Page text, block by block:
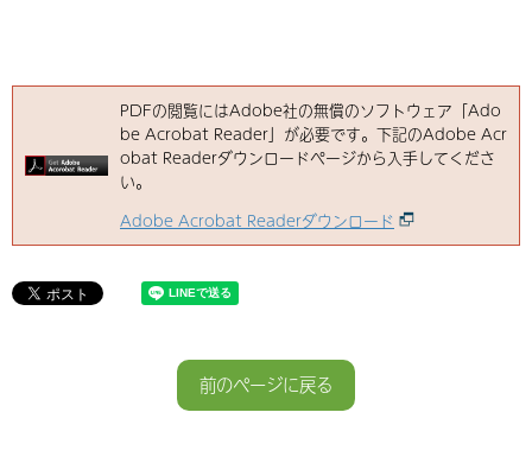
PDFの閲覧にはAdobe社の無償のソフトウェア「Ado
be Acrobat Reader」が必要です。下記のAdobe Acr
obat Readerダウンロードページから入手してくださ
い。
Adobe Acrobat Readerダウンロード
前のページに戻る